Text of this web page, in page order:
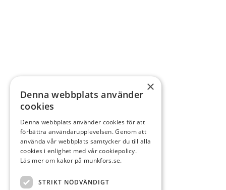
×
Denna webbplats använder
cookies
Denna webbplats använder cookies för att
förbättra användarupplevelsen. Genom att
använda vår webbplats samtycker du till alla
cookies i enlighet med vår cookiepolicy.
Läs mer om kakor på munkfors.se.
STRIKT NÖDVÄNDIGT